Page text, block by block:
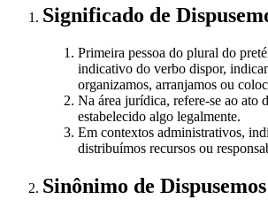
Significado de
Primeira pessoa do plural do
indicativo do verbo dispor,
organizamos, arranjamos ou
Na área jurídica, refere-se ao ato
estabelecido algo legalmente.
Em contextos administrativos,
distribuímos recursos ou
Sinônimo de Dispusemos